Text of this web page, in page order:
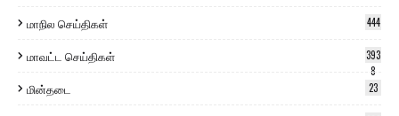
மாநில செய்திகள் 444
மாவட்ட செய்திகள்
393
8
மின்தடை 23